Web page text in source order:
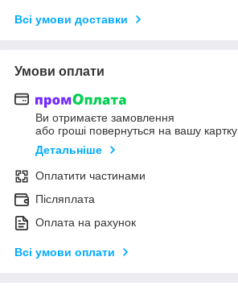
Всі умови доставки
Умови оплати
Ви отримаєте замовлення
або гроші повернуться на вашу картку
Детальніше
Оплатити частинами
Післяплата
Оплата на рахунок
Всі умови оплати